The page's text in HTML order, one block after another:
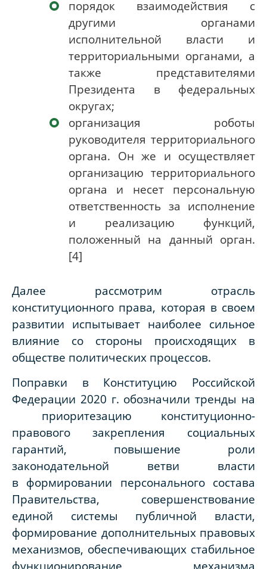
порядок взаимодействия с
другими органами
исполнительной власти и
территориальными органами, а
также представителями
Президента в федеральных
округах;
организация роботы
руководителя территориального
органа. Он же и осуществляет
организацию территориального
органа и несет персональную
ответственность за исполнение
и реализацию функций,
положенный на данный орган.
[4]
Далее рассмотрим отрасль
конституционного права, которая в своем
развитии испытывает наиболее сильное
влияние со стороны происходящих в
обществе политических процессов.
Поправки в Конституцию Российской
Федерации 2020 г. обозначили тренды на
приоритезацию конституционно-
правового закрепления социальных
гарантий, повышение роли
законодательной ветви власти
в формировании персонального состава
Правительства, совершенствование
единой системы публичной власти,
формирование дополнительных правовых
механизмов, обеспечивающих стабильное
функционирование механизма